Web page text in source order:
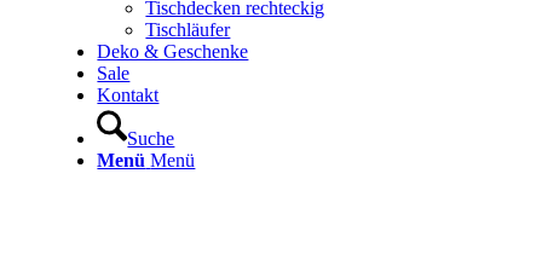
Tischdecken rechteckig
Tischläufer
Deko & Geschenke
Sale
Kontakt
Suche
Menü Menü